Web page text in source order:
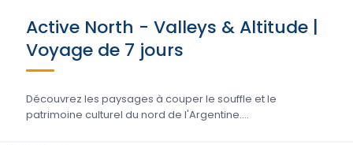
Active North - Valleys & Altitude |
Voyage de 7 jours
Découvrez les paysages à couper le souffle et le
patrimoine culturel du nord de l'Argentine....